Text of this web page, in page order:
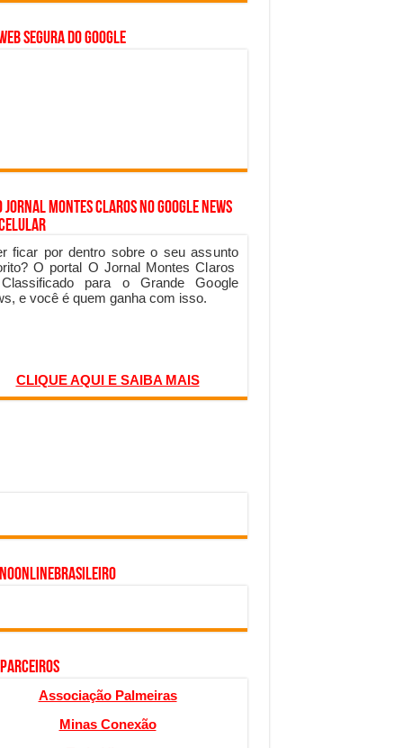
SEGURA do GOOGLE
Jornal Montes Claros no Google News
ficar por dentro sobre o seu assunto
O portal O Jornal Montes Claros
para o Grande Google
e você é quem ganha com isso.
CLIQUE AQUI E SAIBA MAIS
Associação Palmeiras
Minas Conexão